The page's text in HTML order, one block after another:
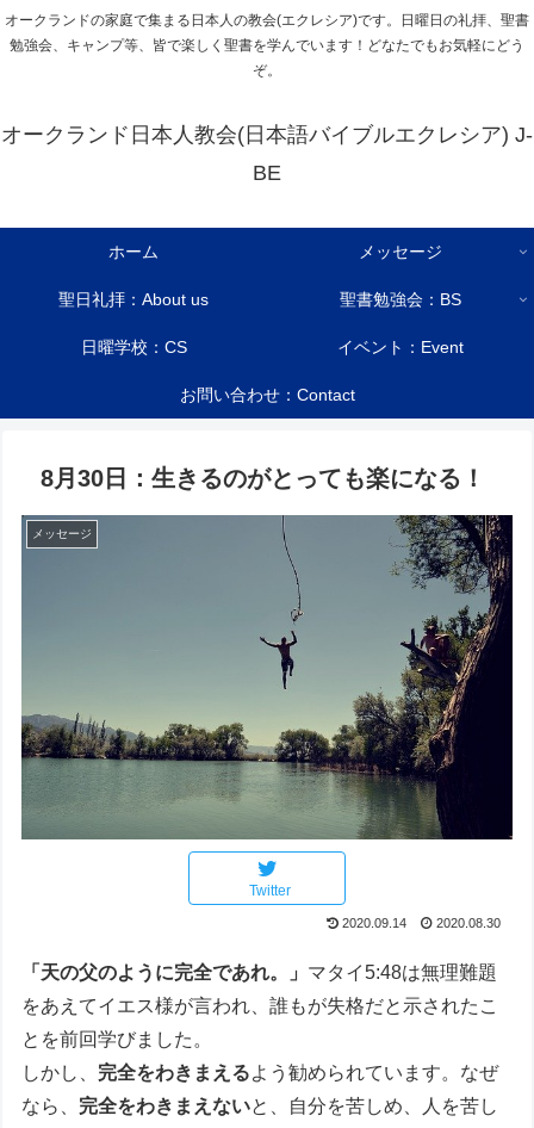
オークランドの家庭で集まる日本人の教会(エクレシア)です。日曜日の礼拝、聖書
勉強会、キャンプ等、皆で楽しく聖書を学んでいます！どなたでもお気軽にどう
ぞ。
オークランド日本人教会(日本語バイブルエクレシア) J-
BE
ホーム メッセージ
聖日礼拝：About us 聖書勉強会：BS
日曜学校：CS イベント：Event
お問い合わせ：Contact
8月30日：生きるのがとっても楽になる！
メッセージ
Twitter
2020.09.14 2020.08.30
「天の父のように完全であれ。」 マタイ5:48は無理難題
をあえてイエス様が言われ、誰もが失格だと示されたこ
とを前回学びました。
しかし、 完全をわきまえるよう勧められています。なぜ
なら、 完全をわきまえないと、自分を苦しめ、人を苦し